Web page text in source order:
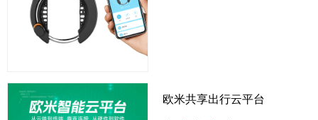
欧米共享出行云平台